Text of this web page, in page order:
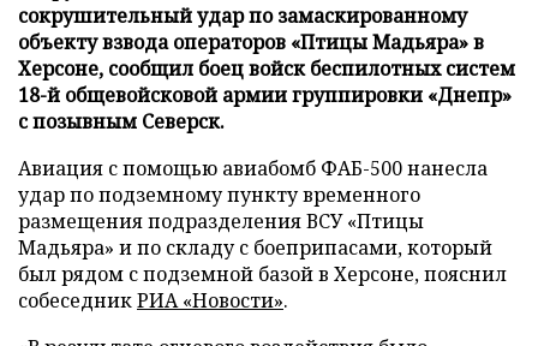
сокрушительный удар по замаскированному
объекту взвода операторов «Птицы Мадьяра» в
Херсоне, сообщил боец войск беспилотных систем
18-й общевойсковой армии группировки «Днепр»
с позывным Северск.
Авиация с помощью авиабомб ФАБ-500 нанесла
удар по подземному пункту временного
размещения подразделения ВСУ «Птицы
Мадьяра» и по складу с боеприпасами, который
был рядом с подземной базой в Херсоне, пояснил
собеседникРИА «Новости».